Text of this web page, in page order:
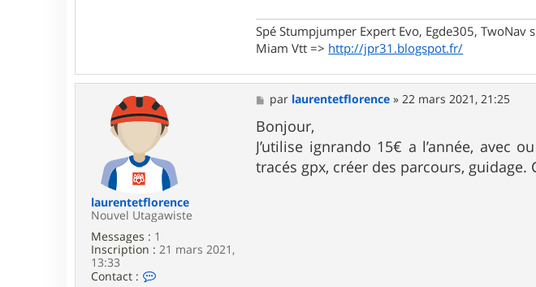
Spé Stumpjumper Expert Evo, Egde305,
Miam Vtt => http://jpr31.blogspot.fr/
laurentetflorence
Nouvel Utagawiste
Messages : 1
Inscription : 21 mars 2021,
13:33
Contact :
M
e
s
s
a
g
e
par laurentetflorence » 22 mars 2021, 21:25
Bonjour,
J’utilise ignrando 15€ a l’année, avec
tracés gpx, créer des parcours,